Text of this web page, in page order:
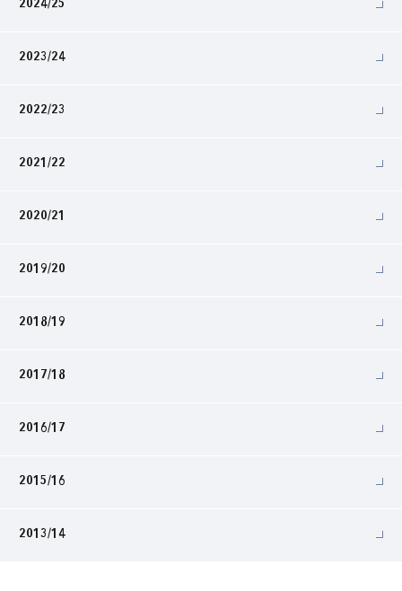
2024/25
2023/24
2022/23
2021/22
2020/21
2019/20
2018/19
2017/18
2016/17
2015/16
2013/14